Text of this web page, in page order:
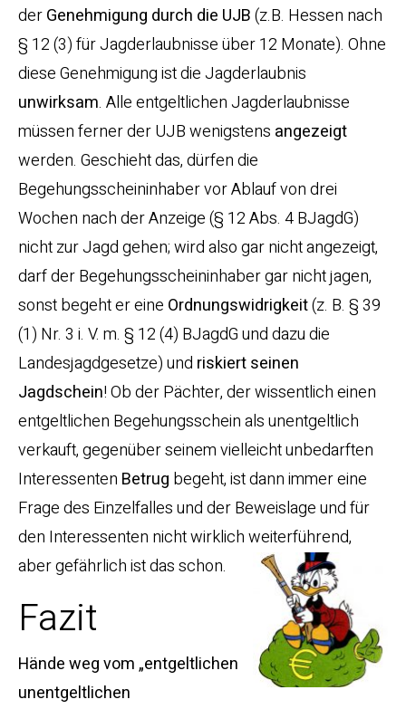
derGenehmigung durch die UJB(z.B. Hessen nach
§ 12 (3) für Jagderlaubnisse über 12 Monate). Ohne
diese Genehmigung ist die Jagderlaubnis
unwirksam. Alle entgeltlichen Jagderlaubnisse
müssen ferner der UJB wenigstens angezeigt
werden. Geschieht das, dürfen die
Begehungsscheininhaber vor Ablauf von drei
Wochen nach der Anzeige (§ 12 Abs. 4 BJagdG)
nicht zur Jagd gehen; wird also gar nicht angezeigt,
darf der Begehungsscheininhaber gar nicht jagen,
sonst begeht er eine Ordnungswidrigkeit(z. B. § 39
(1) Nr. 3 i. V. m. § 12 (4) BJagdG und dazu die
Landesjagdgesetze) und riskiert seinen
Jagdschein! Ob der Pächter, der wissentlich einen
entgeltlichen Begehungsschein als unentgeltlich
verkauft, gegenüber seinem vielleicht unbedarften
Interessenten Betrug begeht, ist dann immer eine
Frage des Einzelfalles und der Beweislage und für
den Interessenten nicht wirklich weiterführend,
aber gefährlich ist das schon.
Fazit
Hände weg vom „entgeltlichen
unentgeltlichen